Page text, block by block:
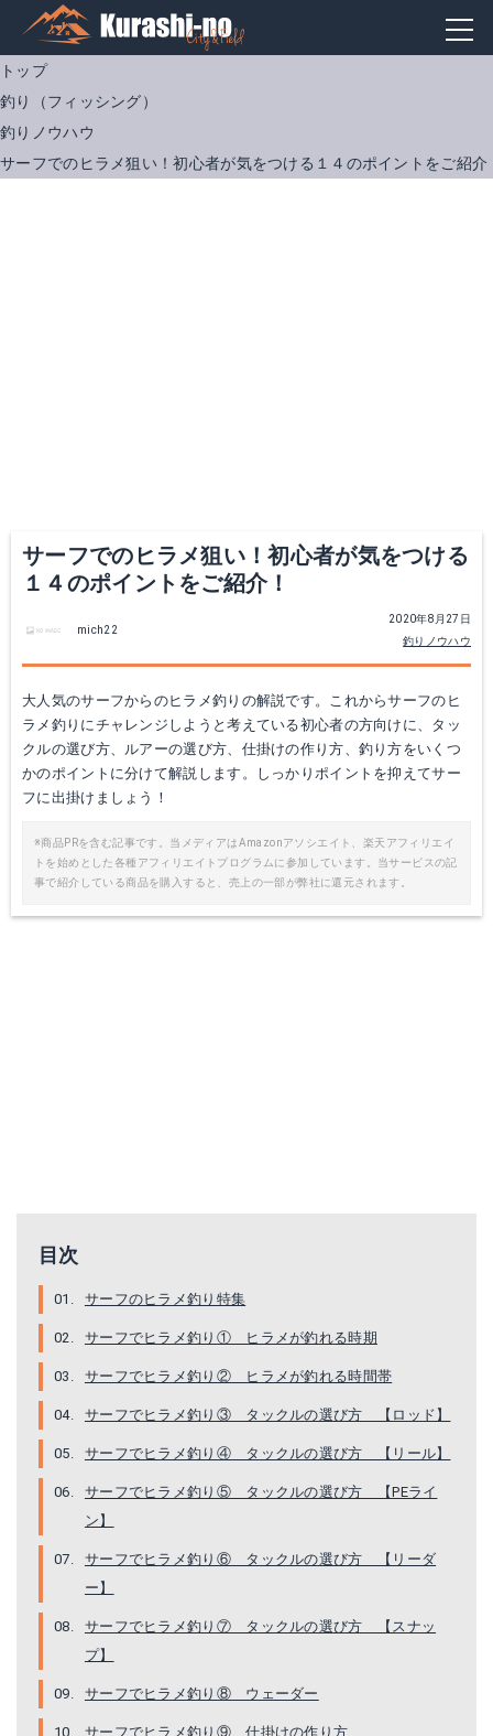
トップ
釣り（フィッシング）
釣りノウハウ
サーフでのヒラメ狙い！初心者が気をつける１４のポイントをご紹介
サーフでのヒラメ狙い！初心者が気をつける
１４のポイントをご紹介！
2020年8月27日
釣りノウハウ
mich22
大人気のサーフからのヒラメ釣りの解説です。これからサーフのヒ
ラメ釣りにチャレンジしようと考えている初心者の方向けに、タッ
クルの選び方、ルアーの選び方、仕掛けの作り方、釣り方をいくつ
かのポイントに分けて解説します。しっかりポイントを抑えてサー
フに出掛けましょう！
※商品PRを含む記事です。当メディアはAmazonアソシエイト、楽天アフィリエイ
トを始めとした各種アフィリエイトプログラムに参加しています。当サービスの記
事で紹介している商品を購入すると、売上の一部が弊社に還元されます。
目次
サーフのヒラメ釣り特集
サーフでヒラメ釣り① ヒラメが釣れる時期
サーフでヒラメ釣り② ヒラメが釣れる時間帯
サーフでヒラメ釣り③ タックルの選び方 【ロッド】
サーフでヒラメ釣り④ タックルの選び方 【リール】
サーフでヒラメ釣り⑤ タックルの選び方 【PEライ
ン】
サーフでヒラメ釣り⑥ タックルの選び方 【リーダ
ー】
サーフでヒラメ釣り⑦ タックルの選び方 【スナッ
プ】
サーフでヒラメ釣り⑧ ウェーダー
サーフでヒラメ釣り⑨ 仕掛けの作り方